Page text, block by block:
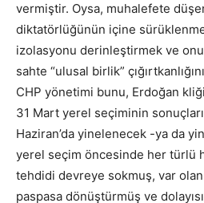
vermiştir. Oysa, muhalefete
diktatörlüğünün içine
izolasyonu derinleştirmek ve
sahte “ulusal birlik”
CHP yönetimi bunu, Erdoğan
31 Mart yerel seçiminin
Haziran’da yinelenecek -ya da
yerel seçim öncesinde her türlü
tehdidi devreye sokmuş, var
paspasa dönüştürmüş ve